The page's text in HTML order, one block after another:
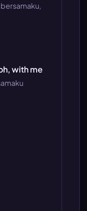
with me